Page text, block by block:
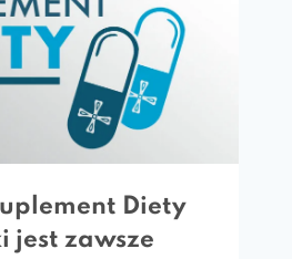
Diety
jest zawsze